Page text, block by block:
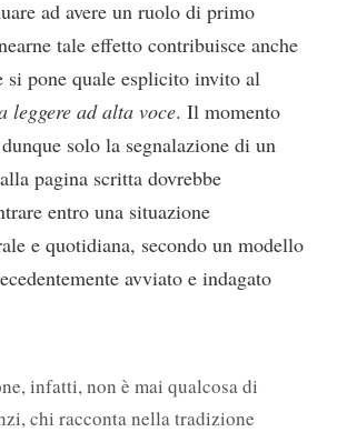
ad avere un ruolo di primo
tale effetto contribuisce anche
pone quale esplicito invito al
leggere ad alta voce. Il momento
solo la segnalazione di un
pagina scritta dovrebbe
entro una situazione
e quotidiana, secondo un modello
avviato e indagato
infatti, non è mai qualcosa di
chi racconta nella tradizione